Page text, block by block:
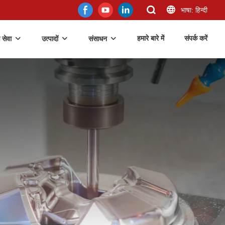
भाषा: हिन्दी
सेवा उत्पादों संसाधन हमारे बारे में संपर्क करें